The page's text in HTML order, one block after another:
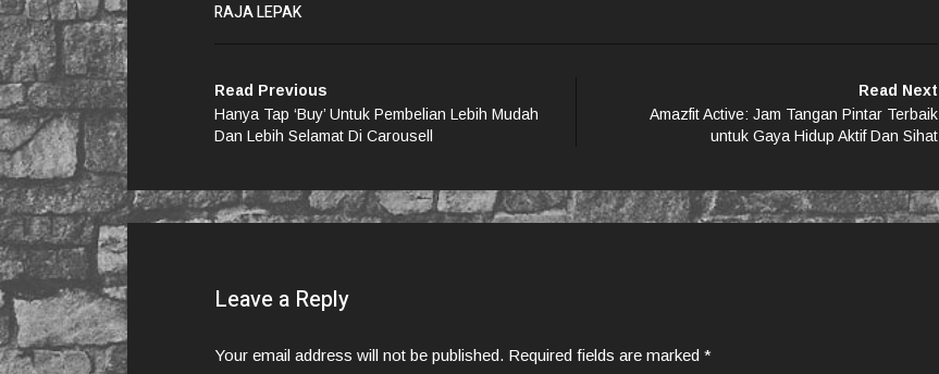
RAJA LEPAK
Read Previous
Hanya Tap ‘Buy’ Untuk Pembelian Lebih Mudah
Dan Lebih Selamat Di Carousell
Read Next
Amazfit Active: Jam Tangan Pintar Terbaik
untuk Gaya Hidup Aktif Dan Sihat
Leave a Reply
Your email address will not be published. Required fields are marked *